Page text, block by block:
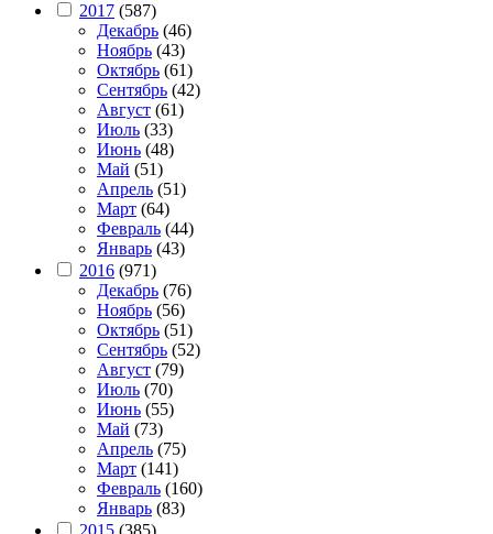
2017 (587)
Декабрь (46)
Ноябрь (43)
Октябрь (61)
Сентябрь (42)
Август (61)
Июль (33)
Июнь (48)
Май (51)
Апрель (51)
Март (64)
Февраль (44)
Январь (43)
2016 (971)
Декабрь (76)
Ноябрь (56)
Октябрь (51)
Сентябрь (52)
Август (79)
Июль (70)
Июнь (55)
Май (73)
Апрель (75)
Март (141)
Февраль (160)
Январь (83)